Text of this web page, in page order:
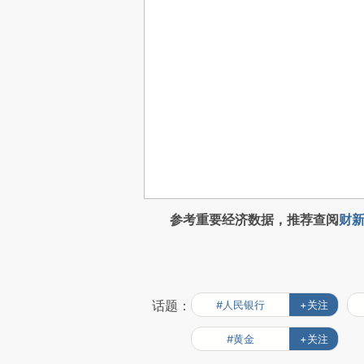
参考重要经济数据，推荐查阅财
话题： #人民银行 +关注
#黄金 +关注